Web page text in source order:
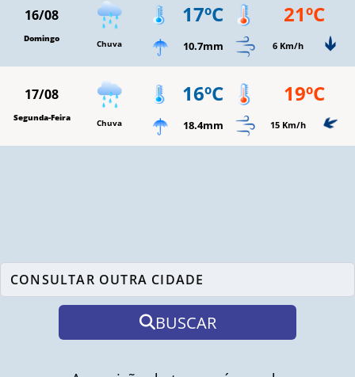
16/08
Domingo Chuva
17ºC 21ºC
10.7mm 6 Km/h
17/08
Segunda-Feira Chuva
16ºC 19ºC
18.4mm 15 Km/h
BUSCAR